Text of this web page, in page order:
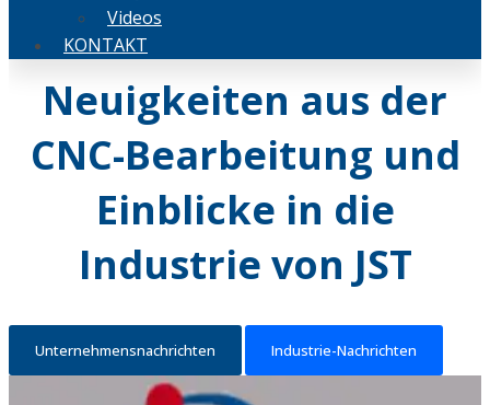
Videos
KONTAKT
Neuigkeiten aus der
CNC-Bearbeitung und
Einblicke in die
Industrie von JST
Unternehmensnachrichten Industrie-Nachrichten